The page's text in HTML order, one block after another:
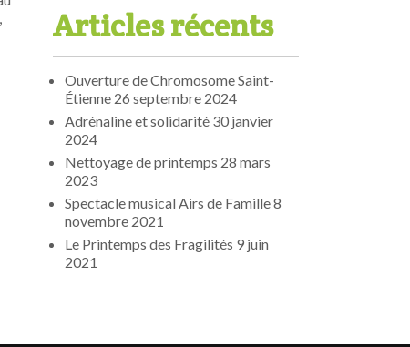
Articles récents
Ouverture de Chromosome Saint-
Étienne 26 septembre 2024
Adrénaline et solidarité 30 janvier
2024
Nettoyage de printemps 28 mars
2023
Spectacle musical Airs de Famille8
novembre 2021
Le Printemps des Fragilités 9 juin
2021